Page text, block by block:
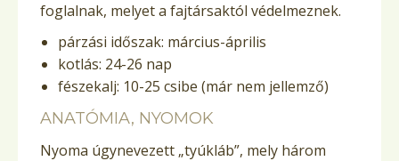
foglalnak, melyet a fajtársaktól védelmeznek.
párzási időszak: március-április
kotlás: 24-26 nap
fészekalj: 10-25 csibe (már nem jellemző)
ANATÓMIA, NYOMOK
Nyoma úgynevezett „tyúkláb”, mely három